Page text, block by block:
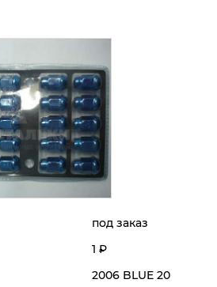
под заказ
1 Р
2006 BLUE 20